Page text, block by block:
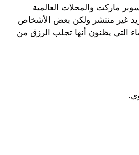
ماركت والمحلات العالمية
غير منتشر ولكن بعض الأشخاص
التي يظنون أنها تجلب الرزق من